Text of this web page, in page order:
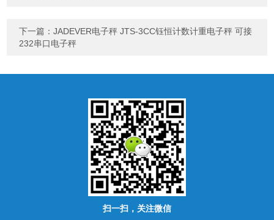
下一篇：JADEVER电子秤 JTS-3CC钰恒计数计重电子秤 可接
232串口电子秤
扫一扫，关注微信